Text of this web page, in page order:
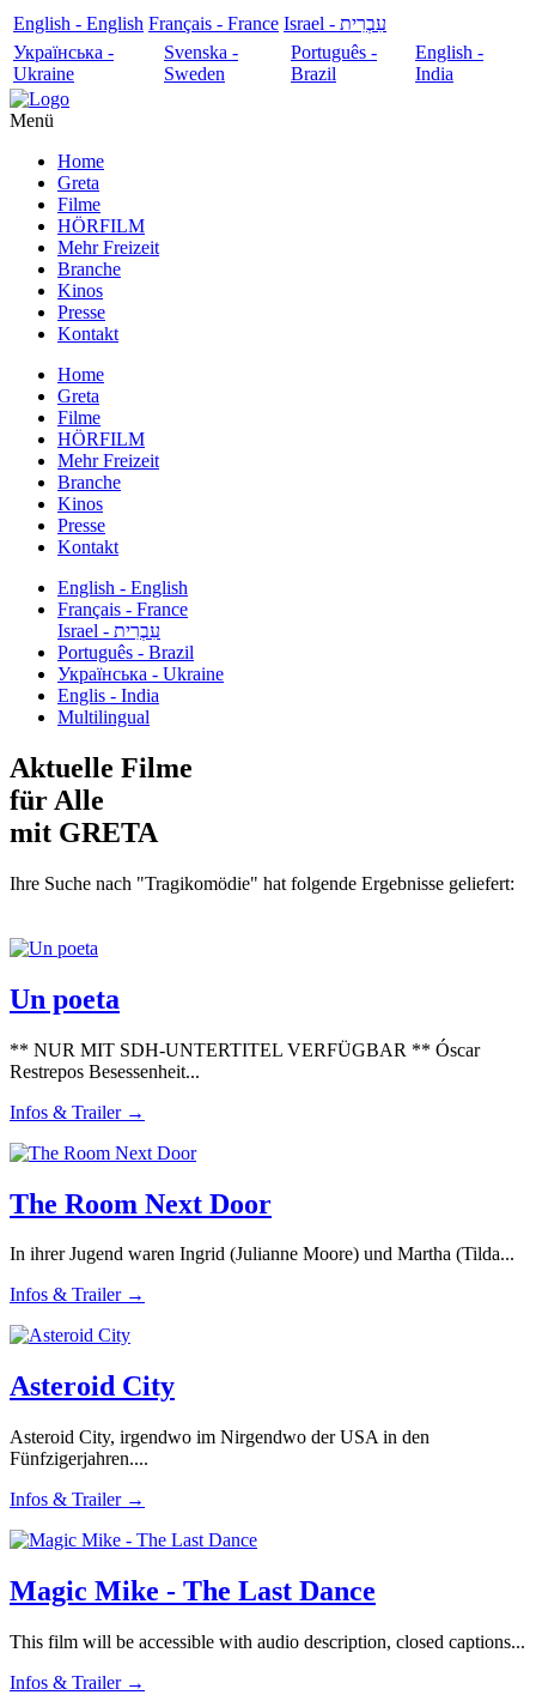
English - English Français - France
עִבְרִית - Israel
Українська -
Ukraine
Svenska -
Sweden
Português -
Brazil
English -
India
Menü
Home
Greta
Filme
HÖRFILM
Mehr Freizeit
Branche
Kinos
Presse
Kontakt
Home
Greta
Filme
HÖRFILM
Mehr Freizeit
Branche
Kinos
Presse
Kontakt
English - English
Français - France
עִבְרִית - Israel
Português - Brazil
Українська - Ukraine
Englis - India
Multilingual
Aktuelle Filme
für Alle
mit GRETA
Ihre Suche nach "Tragikomödie" hat folgende Ergebnisse geliefert:
Un poeta
** NUR MIT SDH-UNTERTITEL VERFÜGBAR ** Óscar
Restrepos Besessenheit...
Infos & Trailer →
The Room Next Door
In ihrer Jugend waren Ingrid (Julianne Moore) und Martha (Tilda...
Infos & Trailer →
Asteroid City
Asteroid City, irgendwo im Nirgendwo der USA in den
Fünfzigerjahren....
Infos & Trailer →
Magic Mike - The Last Dance
This film will be accessible with audio description, closed captions...
Infos & Trailer →